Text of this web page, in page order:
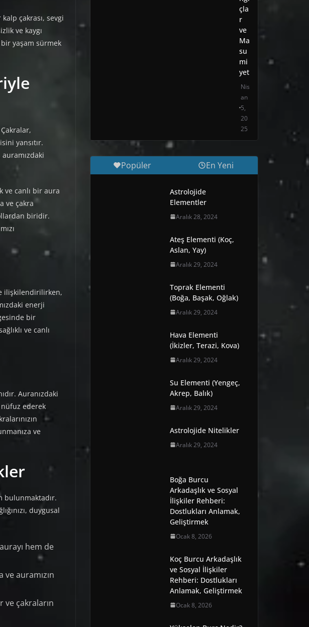
çakrası, sevgi
ve kaygı
bir yaşam sürmek
yansıtır.
ve canlı bir aura
ve çakra
biridir.
ilişkilendirilirken,
enerji
bir
ve canlı
Auranızdaki
nüfuz ederek
ve
bulunmaktadır.
duygusal
hem de
auramızın
ve çakraların
çla
r
ve
Ma
su
mi
yet
Nis
an
5,
20
25
Popüler En Yeni
Astrolojide
Elementler
Aralık 28, 2024
Ateş Elementi (Koç,
Aslan, Yay)
Aralık 29, 2024
Toprak Elementi
(Boğa, Başak, Oğlak)
Aralık 29, 2024
Hava Elementi
(İkizler, Terazi, Kova)
Aralık 29, 2024
Su Elementi (Yengeç,
Akrep, Balık)
Aralık 29, 2024
Astrolojide Nitelikler
Aralık 29, 2024
Boğa Burcu
Arkadaşlık ve Sosyal
İlişkiler Rehberi:
Dostlukları Anlamak,
Geliştirmek
Ocak 8, 2026
Koç Burcu Arkadaşlık
ve Sosyal İlişkiler
Rehberi: Dostlukları
Anlamak, Geliştirmek
Ocak 8, 2026